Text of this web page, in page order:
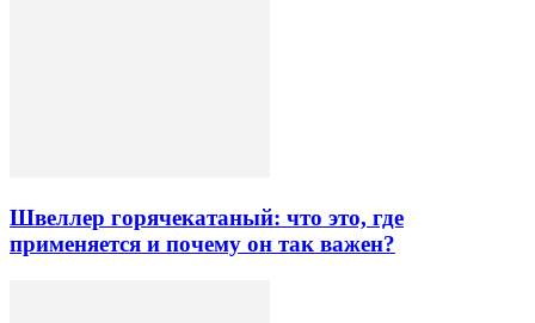
Швеллер горячекатаный: что это, где
применяется и почему он так важен?